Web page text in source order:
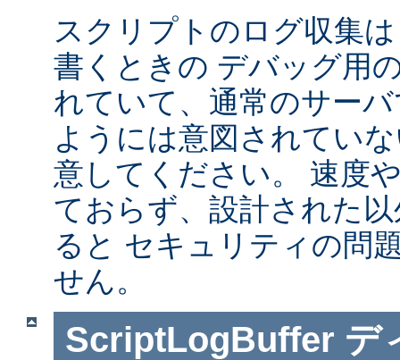
スクリプトのログ収集
書くときの デバッグ用
れていて、通常のサー
ようには意図されてい
意してください。 速度
ておらず、設計された
ると セキュリティの問
せん。
ScriptLogBuffer デ